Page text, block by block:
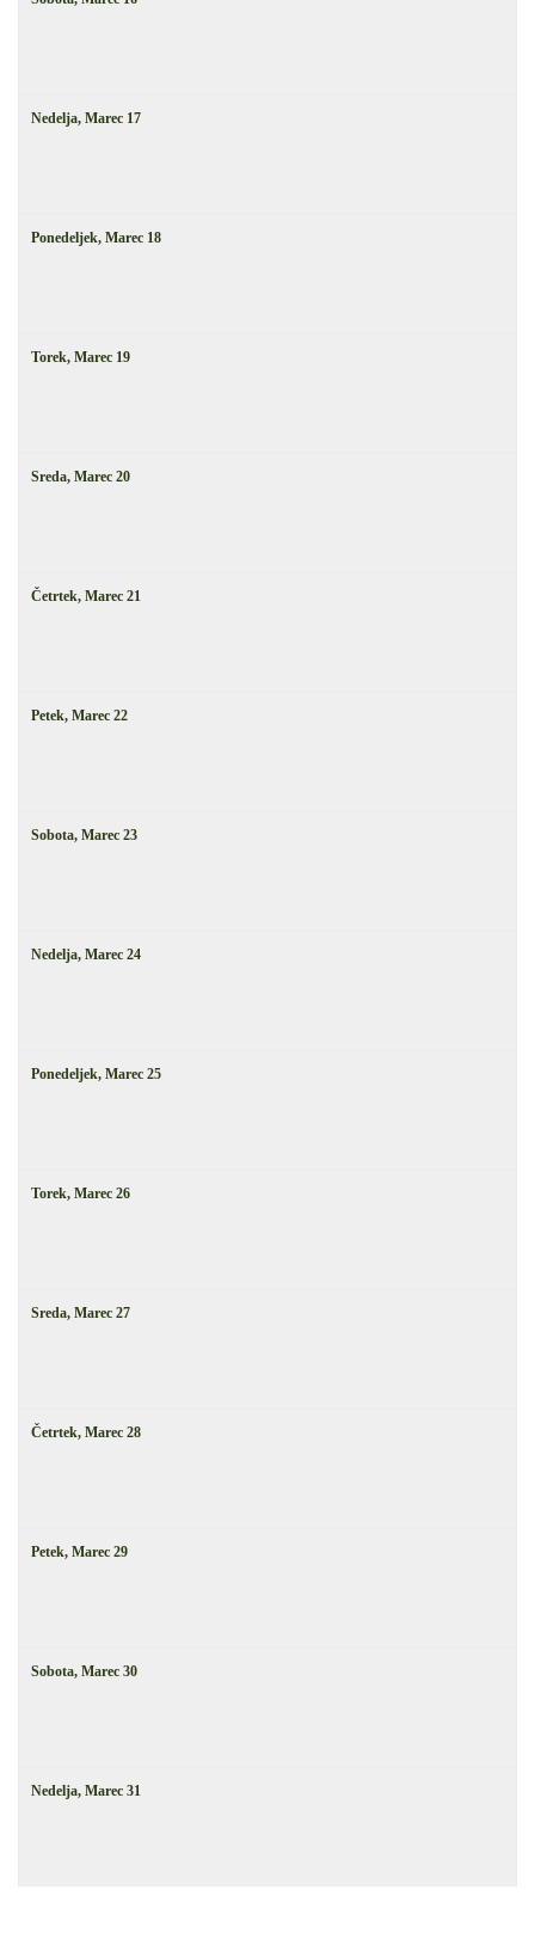
Nedelja, Marec 17
Ponedeljek, Marec 18
Torek, Marec 19
Sreda, Marec 20
Četrtek, Marec 21
Petek, Marec 22
Sobota, Marec 23
Nedelja, Marec 24
Ponedeljek, Marec 25
Torek, Marec 26
Sreda, Marec 27
Četrtek, Marec 28
Petek, Marec 29
Sobota, Marec 30
Nedelja, Marec 31